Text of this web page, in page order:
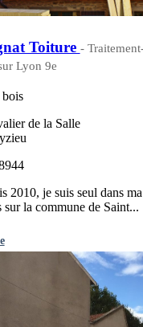
Toiture -
Lyon 9e
de la Salle
2010, je suis seul dans
la commune de Saint...